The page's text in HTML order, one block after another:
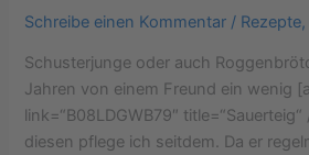
Schreibe einen Kommentar / Rezepte,
Schusterjunge oder auch
Jahren von einem Freund ein wenig
link=“B08LDGWB79″
diesen pflege ich seitdem. Da er